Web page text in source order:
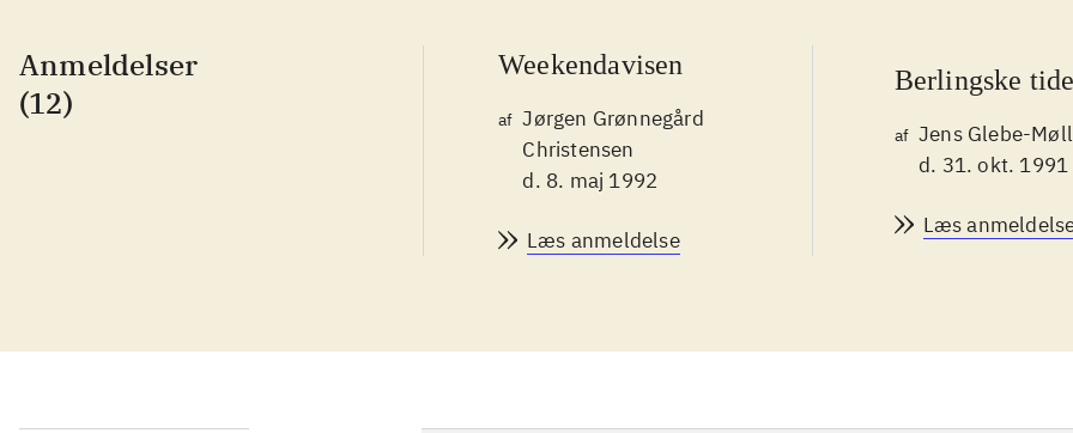
Anmeldelser
(12)
Weekendavisen
af Jørgen Grønnegård
Christensen
d. 8. maj 1992
Læs anmeldelse
Berlingske
af Jens Glebe-
d. 31. okt. 1991
Læs